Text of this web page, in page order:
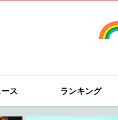
ス ランキング